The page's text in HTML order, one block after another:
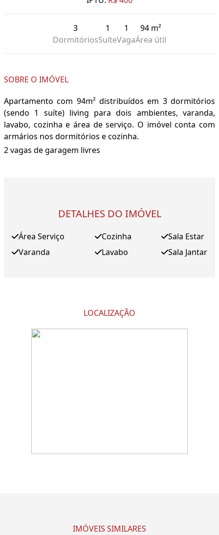
3
Dormitórios
1
Suíte
1
Vaga
94 m²
Área útil
SOBRE O IMÓVEL
Apartamento com 94m² distribuídos em 3 dormitórios
(sendo 1 suíte) living para dois ambientes, varanda,
lavabo, cozinha e área de serviço. O imóvel conta com
armários nos dormitórios e cozinha.
2 vagas de garagem livres
DETALHES DO IMÓVEL
Área Serviço
Varanda
Cozinha
Lavabo
Sala Estar
Sala Jantar
LOCALIZAÇÃO
IMÓVEIS SIMILARES